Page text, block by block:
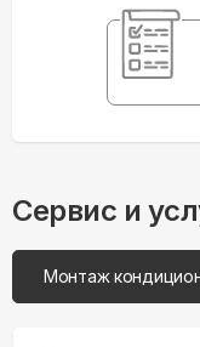
Сервис и
Монтаж